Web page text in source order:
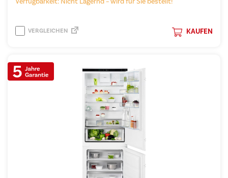
KAUFEN
VERGLEICHEN